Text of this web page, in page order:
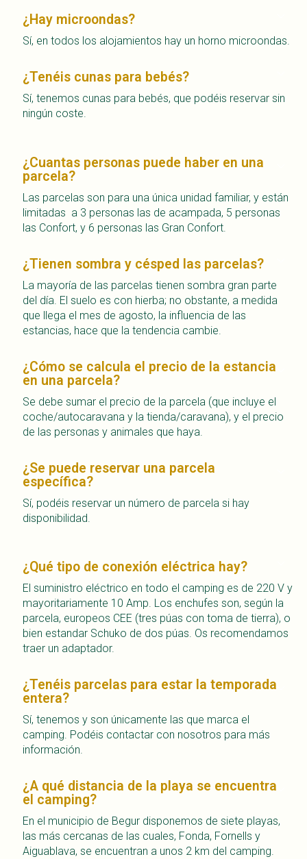
¿Hay microondas?
Sí, en todos los alojamientos hay un horno microondas.
¿Tenéis cunas para bebés?
Sí, tenemos cunas para bebés, que podéis reservar sin
ningún coste.
¿Cuantas personas puede haber en una
parcela?
Las parcelas son para una única unidad familiar, y están
limitadas a 3 personas las de acampada, 5 personas
las Confort, y 6 personas las Gran Confort.
¿Tienen sombra y césped las parcelas?
La mayoría de las parcelas tienen sombra gran parte
del día. El suelo es con hierba; no obstante, a medida
que llega el mes de agosto, la influencia de las
estancias, hace que la tendencia cambie.
¿Cómo se calcula el precio de la estancia
en una parcela?
Se debe sumar el precio de la parcela (que incluye el
coche/autocaravana y la tienda/caravana), y el precio
de las personas y animales que haya.
¿Se puede reservar una parcela
específica?
Sí, podéis reservar un número de parcela si hay
disponibilidad.
¿Qué tipo de conexión eléctrica hay?
El suministro eléctrico en todo el camping es de 220 V y
mayoritariamente 10 Amp. Los enchufes son, según la
parcela, europeos CEE (tres púas con toma de tierra), o
bien estandar Schuko de dos púas. Os recomendamos
traer un adaptador.
¿Tenéis parcelas para estar la temporada
entera?
Sí, tenemos y son únicamente las que marca el
camping. Podéis contactar con nosotros para más
información.
¿A qué distancia de la playa se encuentra
el camping?
En el municipio de Begur disponemos de siete playas,
las más cercanas de las cuales, Fonda, Fornells y
Aiguablava, se encuentran a unos 2 km del camping.